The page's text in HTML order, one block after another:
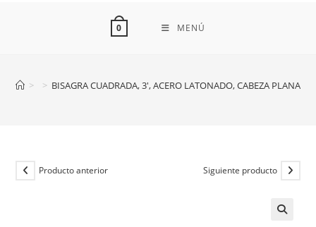
0 MENÚ
> > BISAGRA CUADRADA, 3′, ACERO LATONADO, CABEZA PLANA
Producto anterior Siguiente producto